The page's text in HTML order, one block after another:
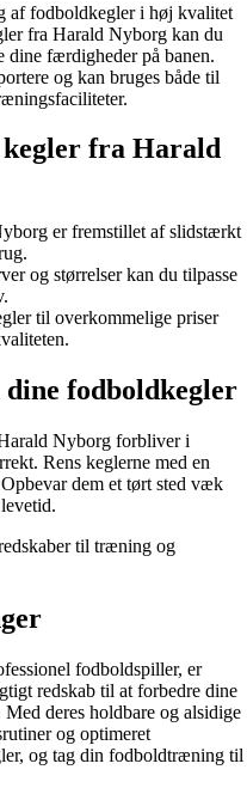
af fodboldkegler i høj kvalitet
fra Harald Nyborg kan du
dine færdigheder på banen.
og kan bruges både til
kegler fra Harald
er fremstillet af slidstærkt
og størrelser kan du tilpasse
til overkommelige priser
dine fodboldkegler
Nyborg forbliver i
Rens keglerne med en
dem et tørt sted væk
til træning og
fodboldspiller, er
redskab til at forbedre dine
deres holdbare og alsidige
og optimeret
og tag din fodboldtræning til